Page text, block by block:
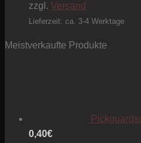
zzgl. Versand
Lieferzeit: ca. 3-4 Werktage
Meistverkaufte Produkte
0,40€